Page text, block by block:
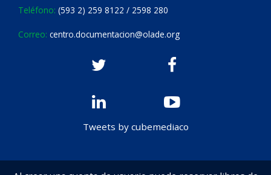
Teléfono: (593 2) 259 8122 / 2598 280
Correo: centro.documentacion@olade.org
Tweets by cubemediaco